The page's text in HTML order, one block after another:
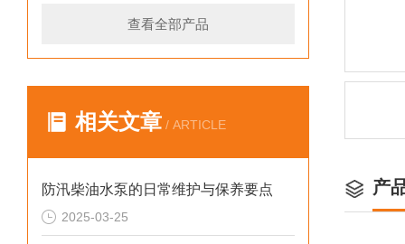
查看全部产品
相关文章 / ARTICLE
防汛柴油水泵的日常维护与保养要点
2025-03-25
产